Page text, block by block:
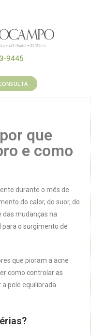
9445
que
e como
durante o mês de
do calor, do suor, do
das mudanças na
o surgimento de
que pioram a acne
como controlar as
pele equilibrada